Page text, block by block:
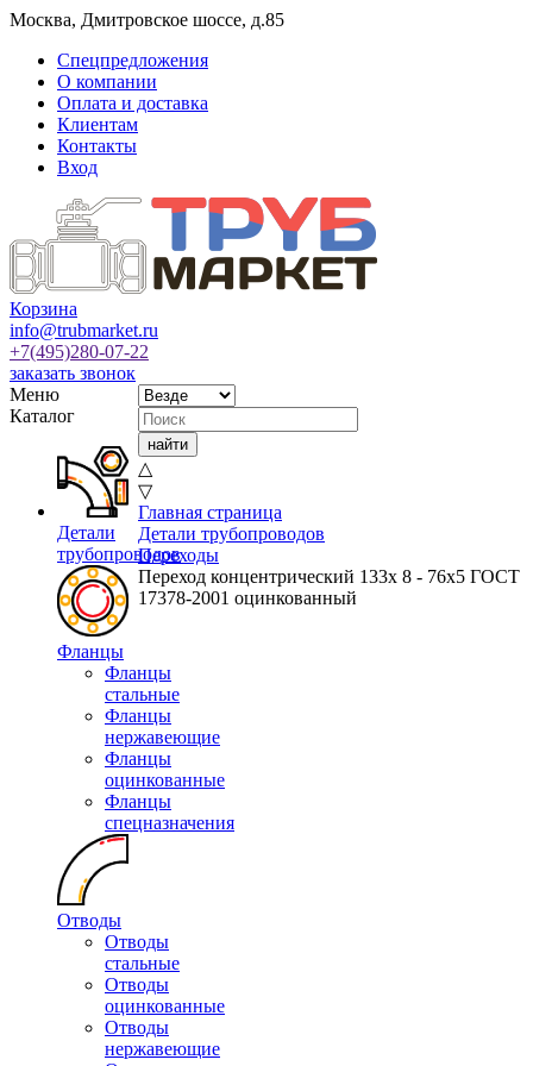
Москва, Дмитровское шоссе, д.85
Спецпредложения
О компании
Оплата и доставка
Клиентам
Контакты
Вход
Корзина
info@trubmarket.ru
+7(495)280-07-22
заказать звонок
Меню
Каталог
Детали
трубопроводов
Фланцы
Фланцы
стальные
Фланцы
нержавеющие
Фланцы
оцинкованные
Фланцы
спецназначения
Отводы
Отводы
стальные
Отводы
оцинкованные
Отводы
нержавеющие
△
▽
Главная страница
Детали трубопроводов
Переходы
Переход концентрический 133х 8 - 76х5 ГОСТ
17378-2001 оцинкованный